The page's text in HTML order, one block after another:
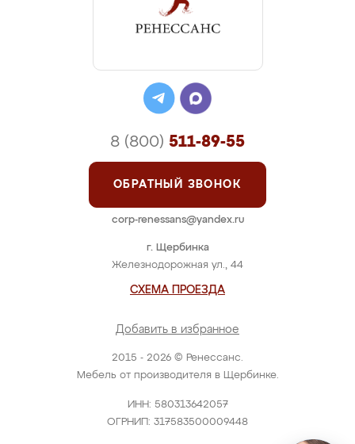
2015 - 2026 © Ренессанс.
Мебель от производителя в Щербинке.
ИНН: 580313642057
ОГРНИП: 317583500009448
г. Щербинка
Железнодорожная ул., 44
СХЕМА ПРОЕЗДА
Добавить в избранное
8 (800) 511-89-55
ОБРАТНЫЙ ЗВОНОК
corp-renessans@yandex.ru